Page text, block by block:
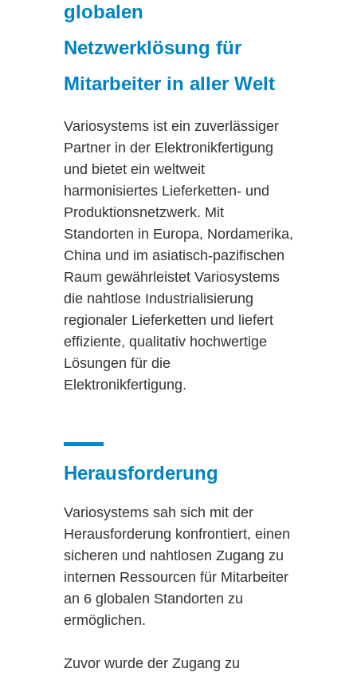
globalen
Netzwerklösung für
Mitarbeiter in aller Welt
Variosystems ist ein zuverlässiger
Partner in der Elektronikfertigung
und bietet ein weltweit
harmonisiertes Lieferketten- und
Produktionsnetzwerk. Mit
Standorten in Europa, Nordamerika,
China und im asiatisch-pazifischen
Raum gewährleistet Variosystems
die nahtlose Industrialisierung
regionaler Lieferketten und liefert
effiziente, qualitativ hochwertige
Lösungen für die
Elektronikfertigung.
Herausforderung
Variosystems sah sich mit der
Herausforderung konfrontiert, einen
sicheren und nahtlosen Zugang zu
internen Ressourcen für Mitarbeiter
an 6 globalen Standorten zu
ermöglichen.
Zuvor wurde der Zugang zu